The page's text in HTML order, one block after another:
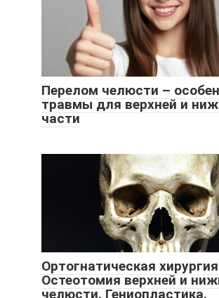
Перелом челюсти –
травмы для верхней и
части
Ортогнатическая
Остеотомия верхней и
челюсти. Гениопластика.